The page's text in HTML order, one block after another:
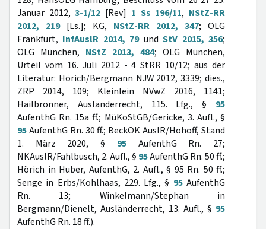
Januar 2012,3-1/12 [Rev] 1 Ss 196/11, NStZ-RR
2012, 219[Ls.]; KG, NStZ-RR 2012, 347; OLG
Frankfurt, InfAuslR 2014, 79undStV 2015, 356;
OLG München, NStZ 2013, 484; OLG München,
Urteil vom 16. Juli 2012 - 4 StRR 10/12; aus der
Literatur: Hörich/Bergmann NJW 2012, 3339; dies.,
ZRP 2014, 109; Kleinlein NVwZ 2016, 1141;
Hailbronner, Ausländerrecht, 115. Lfg., § 95
AufenthG Rn. 15a ff.; MüKoStGB/Gericke, 3. Aufl., §
95AufenthG Rn. 30 ff.; BeckOK AuslR/Hohoff, Stand
1. März 2020, § 95AufenthG Rn. 27;
NKAuslR/Fahlbusch, 2. Aufl., § 95AufenthG Rn. 50 ff.;
Hörich in Huber, AufenthG, 2. Aufl., § 95 Rn. 50 ff.;
Senge in Erbs/Kohlhaas, 229. Lfg., § 95AufenthG
Rn. 13; Winkelmann/Stephan in
Bergmann/Dienelt, Ausländerrecht, 13. Aufl., § 95
AufenthG Rn. 18 ff.).